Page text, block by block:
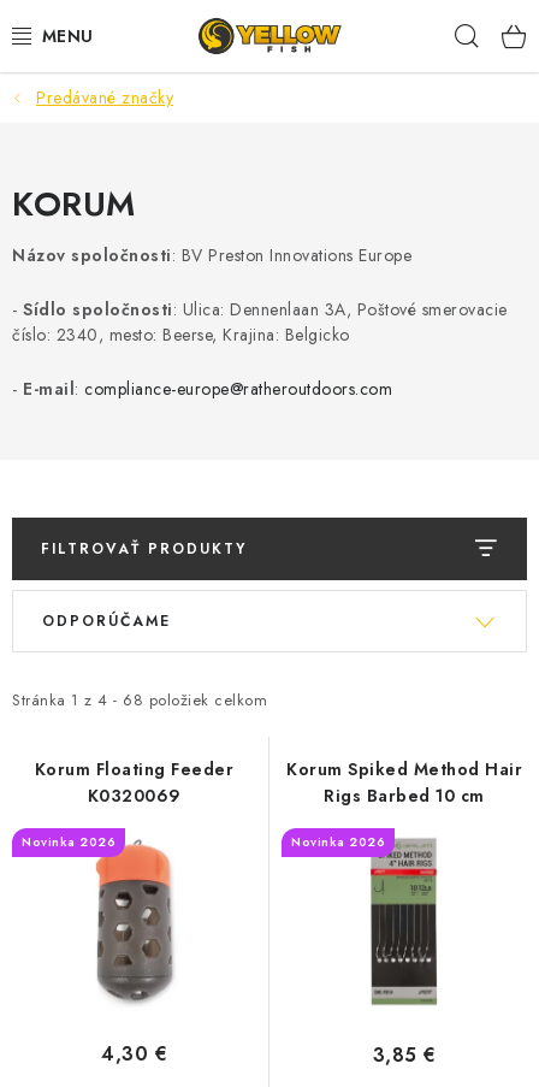
na
NOVINKY 2026
BIŽUTERIA-DOPLNKY
DARČEKOVÝ POUKAZ
OBCHODNÉ PODMIENKY
MOJA OBJEDNÁVKA
VRATKY - ODSTÚPENIE OD ZMLUVY - REKLAMACIU
KONTAKTY
Predávané značky
KORUM
Názov spoločnosti: BV Preston Innovations Europe
- Sídlo spoločnosti: Ulica: Dennenlaan 3A, Poštové smerovacie
číslo: 2340, mesto: Beerse, Krajina: Belgicko
- E-mail: compliance-europe@ratheroutdoors.com
FILTROVAŤ PRODUKTY
V
i
o
Stránka 1 z 4 - 68 položiek celkom
R
e
p
ODPORÚČAME
Korum Floating Feeder
K0320069
Novinka 2026
4,30 €
Korum Spiked Method Hair
Rigs Barbed 10 cm
Novinka 2026
3,85 €